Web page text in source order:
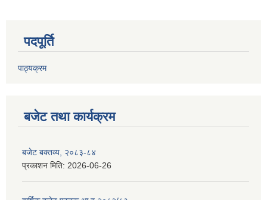
पदपूर्ति
पाठ्यक्रम
बजेट तथा कार्यक्रम
बजेट बक्तव्य, २०८३-८४
प्रकाशन मिति: 2026-06-26